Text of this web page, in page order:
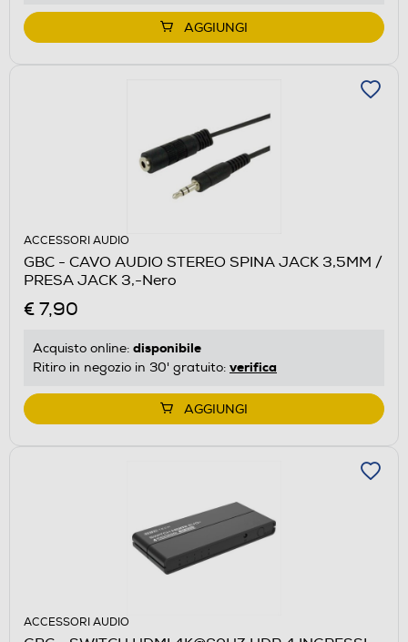
AGGIUNGI
ACCESSORI AUDIO
GBC - CAVO AUDIO STEREO SPINA JACK 3,5MM /
PRESA JACK 3,-Nero
€ 7,90
Acquisto online: disponibile
Ritiro in negozio in 30' gratuito: verifica
AGGIUNGI
ACCESSORI AUDIO